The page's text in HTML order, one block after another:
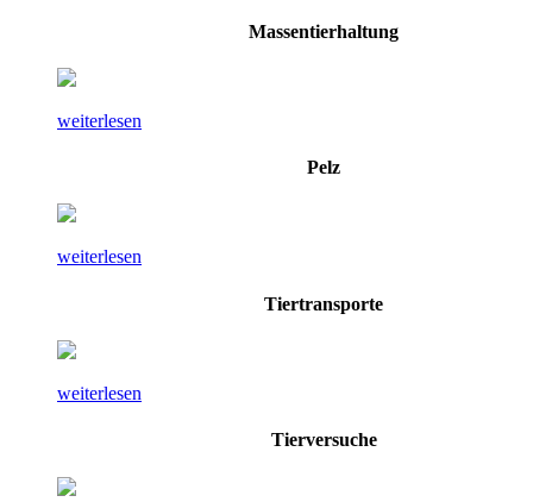
Massentierhaltung
weiterlesen
Pelz
weiterlesen
Tiertransporte
weiterlesen
Tierversuche